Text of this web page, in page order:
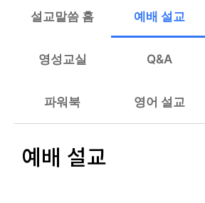
설교말씀 홈 예배 설교
영성교실 Q&A
파워북 영어 설교
예배 설교